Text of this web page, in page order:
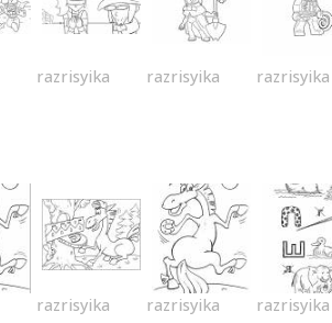
razrisyika razrisyika razrisyika
razrisyika razrisyika razrisyika